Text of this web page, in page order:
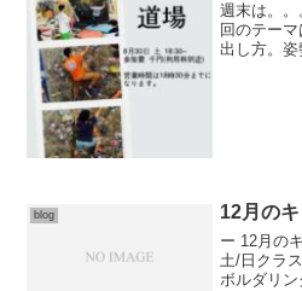
週末は。
回のテー
出し方。
blog 12月の
ー 12月の
土/日クラ
ボルダリ